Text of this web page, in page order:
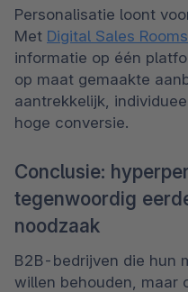
Personalisatie loont
Met Digital Sales Rooms
informatie op één
op maat gemaakte
aantrekkelijk,
hoge conversie.
Conclusie:
tegenwoordig
noodzaak
B2B-bedrijven die hun
willen behouden, maar